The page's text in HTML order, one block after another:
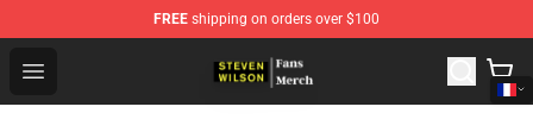
FREE shipping on orders over $100
Open menu
Steven Wilson Store - Official Steven Wilson